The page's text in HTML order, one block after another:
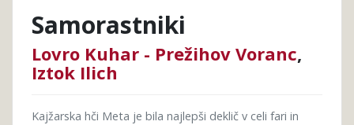
Samorastniki
Lovro Kuhar - Prežihov Voranc,
Iztok Ilich
Kajžarska hči Meta je bila najlepši deklič v celi fari in